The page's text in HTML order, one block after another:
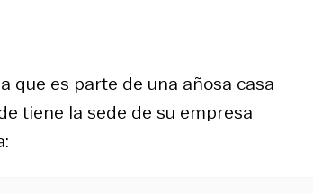
que es parte de una añosa casa
tiene la sede de su empresa